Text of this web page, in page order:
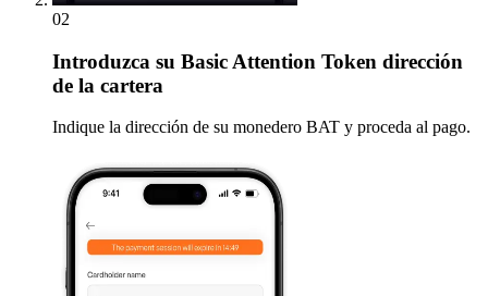
02
Introduzca su Basic Attention Token dirección
de la cartera
Indique la dirección de su monedero BAT y proceda al pago.